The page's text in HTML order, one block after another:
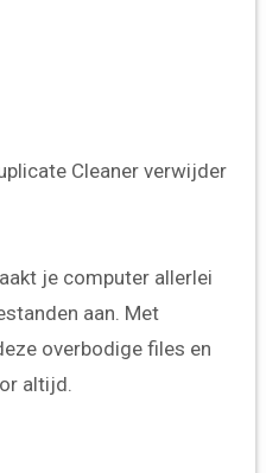
je computer allerlei
aan. Met
overbodige files en
altijd.